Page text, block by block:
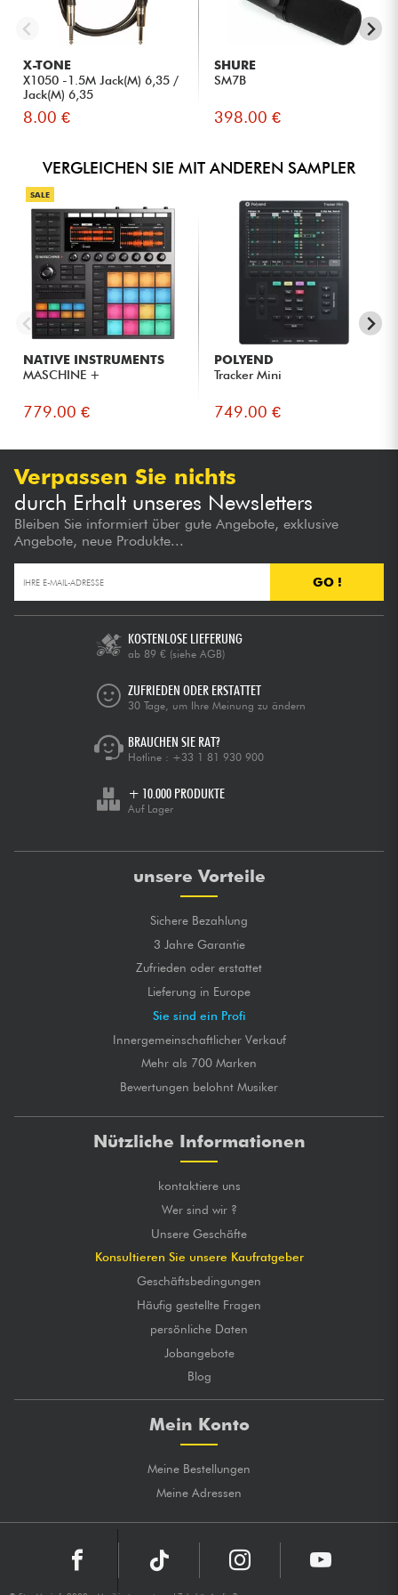
maximale Flexibilität.
DIE MEINUNGEN VON EXPERTEN
Intuitive Benutzeroberfläche mit großer klanglicher
Flexibilität, für Anfänger und Experten gleichermaßen
geeignet.
X-TONE
X1050 -1.5M Jack(M) 6,35 /
Jack(M) 6,35
8.00 €
SHURE
SM7B
398.00 €
VERGLEICHEN SIE MIT ANDEREN SAMPLER
SALE
NATIVE INSTRUMENTS
MASCHINE +
779.00 €
POLYEND
Tracker Mini
749.00 €
Verpassen Sie nichts
durch Erhalt unseres Newsletters
Bleiben Sie informiert über gute Angebote, exklusive
Angebote, neue Produkte...
GO !
KOSTENLOSE LIEFERUNG
ab 89 € (siehe AGB)
ZUFRIEDEN ODER ERSTATTET
30 Tage, um Ihre Meinung zu ändern
BRAUCHEN SIE RAT?
Hotline : +33 1 81 930 900
+ 10.000 PRODUKTE
Auf Lager
unsere Vorteile
Sichere Bezahlung
3 Jahre Garantie
Zufrieden oder erstattet
Lieferung in Europe
Sie sind ein Profi
Innergemeinschaftlicher Verkauf
Mehr als 700 Marken
Bewertungen belohnt Musiker
Nützliche Informationen
kontaktiere uns
Wer sind wir ?
Unsere Geschäfte
Konsultieren Sie unsere Kaufratgeber
Geschäftsbedingungen
Häufig gestellte Fragen
persönliche Daten
Jobangebote
Blog
Mein Konto
Meine Bestellungen
Meine Adressen